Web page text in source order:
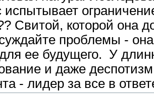
Свитой, которой она
проблемы -
ее будущего. У
и даже
- лидер за все в